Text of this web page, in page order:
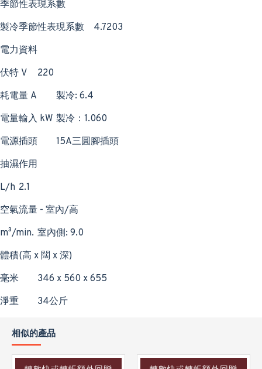
季節性表現系數
製冷季節性表現系數
4.7203
電力資料
伏特 V
220
耗電量 A
製冷: 6.4
電量輸入 kW 製冷：1.060
電源插頭
15A三圓腳插頭
抽濕作用
L/h 2.1
空氣流量 - 室內/高
m³/min. 室內側: 9.0
體積(高 x 闊 x 深)
毫米
346 x 560 x 655
淨重
34公斤
相似的產品